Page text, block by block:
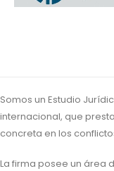
Somos un Estudio
internacional, que
concreta en los
La firma posee un área